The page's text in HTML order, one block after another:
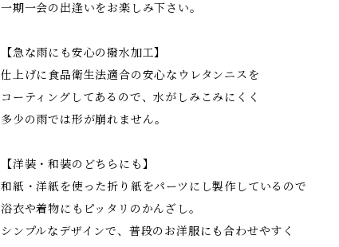
一期一会の出逢いをお楽しみ下さい。
【急な雨にも安心の撥水加工】
仕上げに食品衛生法適合の安心なウレタンニスを
コーティングしてあるので、水がしみこみにくく
多少の雨では形が崩れません。
【洋装・和装のどちらにも】
和紙・洋紙を使った折り紙をパーツにし製作しているので
浴衣や着物にもピッタリのかんざし。
シンプルなデザインで、普段のお洋服にも合わせやすく